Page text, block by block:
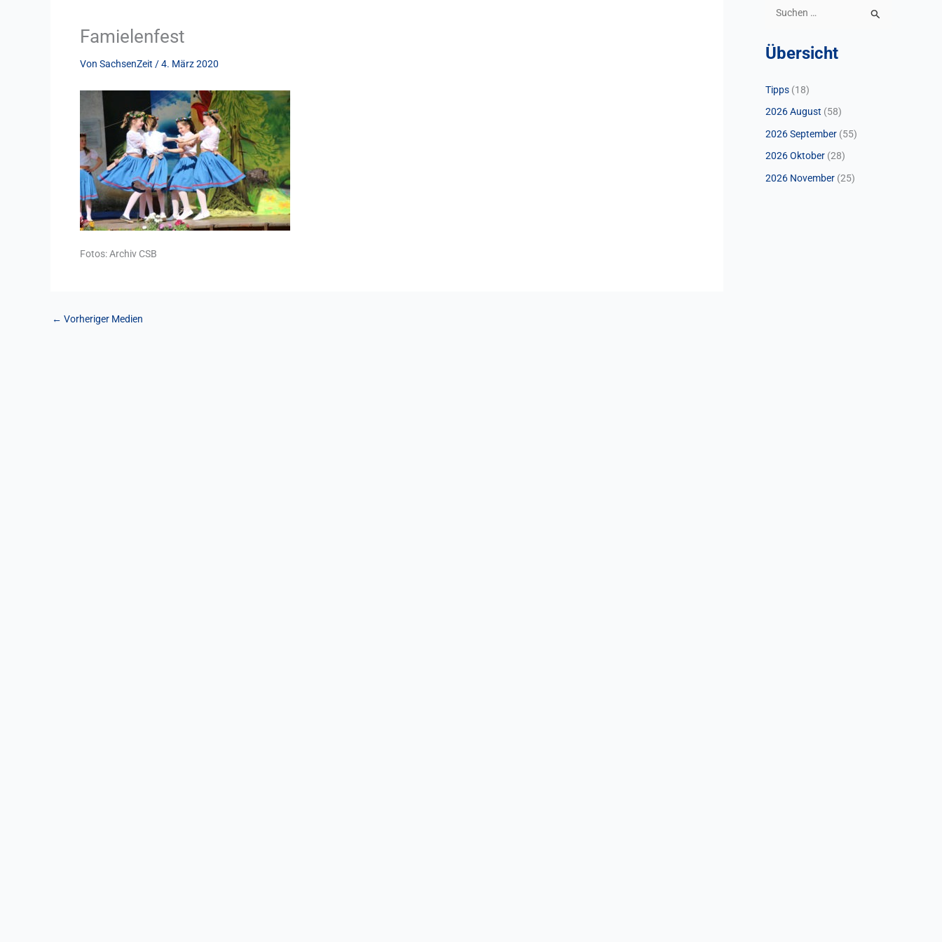
Famielenfest
Von SachsenZeit /4. März 2020
Fotos: Archiv CSB
← Vorheriger Medien
c
e
n
n
a
c
Übersicht
Tipps (18)
2026 August (58)
2026 September (55)
2026 Oktober (28)
2026 November (25)